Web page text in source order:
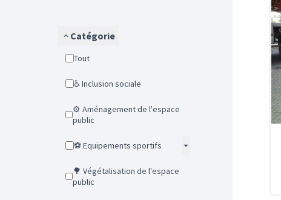
Catégorie
Tout
♿ Inclusion sociale
⚙️ Aménagement de l'espace
public
⚽ Equipements sportifs
🌳 Végétalisation de l'espace
public